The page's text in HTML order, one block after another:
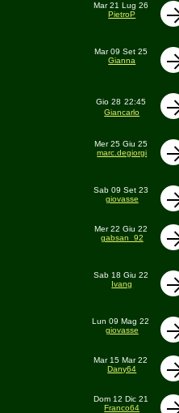
Mar 21 Lug 26
PietroP
Mar 09 Set 25
Gianna
Gio 28 22:45
Giancarlo
Mer 25 Giu 25
marc.degiorgi
Sab 09 Set 23
giovasse
Mer 22 Giu 22
gabsan_92
Sab 18 Giu 22
Ivang
Lun 09 Mag 22
giovasse
Mar 15 Mar 22
Dany64
Dom 12 Dic 21
Franco64